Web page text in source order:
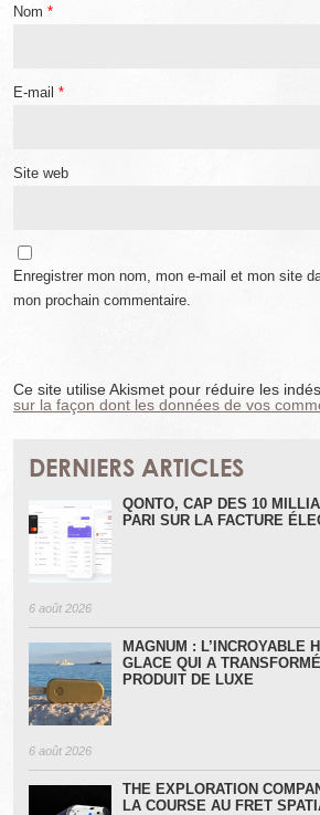
Nom *
E-mail *
Site web
Enregistrer mon nom, mon e-mail et mon site
mon prochain commentaire.
Ce site utilise Akismet pour réduire les
sur la façon dont les données de vos
DERNIERS ARTICLES
QONTO, CAP DES 10
PARI SUR LA FACTURE
6 août 2026
MAGNUM : L’INCROYABLE
GLACE QUI A
PRODUIT DE LUXE
6 août 2026
THE EXPLORATION
LA COURSE AU FRET